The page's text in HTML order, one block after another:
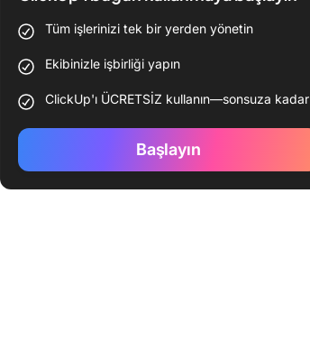
Tüm işlerinizi tek bir yerden yönetin
Ekibinizle işbirliği yapın
ClickUp'ı ÜCRETSİZ kullanın—sonsuza kadar
Başlayın